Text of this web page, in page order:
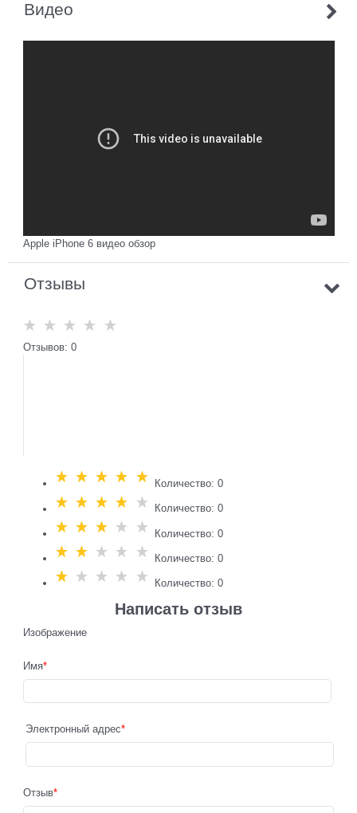
Видео
Apple iPhone 6 видео обзор
Отзывы
Отзывов: 0
Количество: 0
Количество: 0
Количество: 0
Количество: 0
Количество: 0
Написать отзыв
Изображение
Имя
Электронный адрес
Отзыв